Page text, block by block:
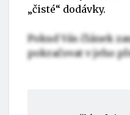
„čisté“ dodávky.
Pokud Vás článek
pokračovat v jeho